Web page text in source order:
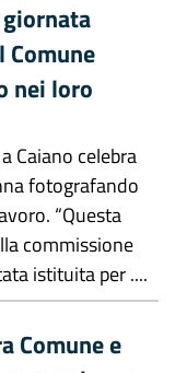
nei loro
Caiano celebra
fotografando
“Questa
commissione
istituita per ....
Comune e